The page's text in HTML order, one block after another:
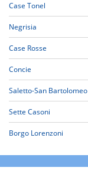
Case Tonel
Negrisia
Case Rosse
Concie
Saletto-San Bartolomeo
Sette Casoni
Borgo Lorenzoni